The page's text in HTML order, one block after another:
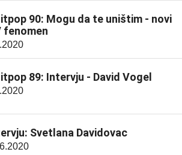
90: Mogu da te uništim - novi
fenomen
89: Intervju - David Vogel
Svetlana Davidovac